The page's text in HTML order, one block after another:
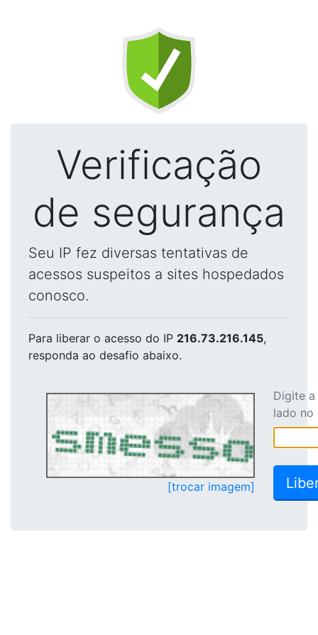
Verificação
de segurança
Seu IP fez diversas tentativas de
acessos suspeitos a sites hospedados
conosco.
Para liberar o acesso do IP 216.73.216.145,
responda ao desafio abaixo.
[trocar imagem]
Digite
lado no